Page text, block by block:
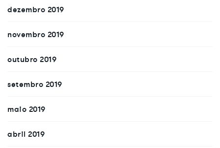
dezembro 2019
novembro 2019
outubro 2019
setembro 2019
maio 2019
abril 2019